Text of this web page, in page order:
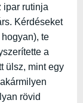
ipar rutinja
Kérdéseket
te
a
ülsz, mint egy
rövid